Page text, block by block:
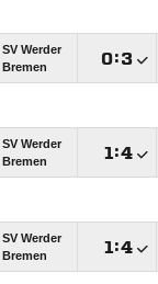
SV Werder
Bremen
:
SV Werder
Bremen
:
SV Werder
Bremen
: